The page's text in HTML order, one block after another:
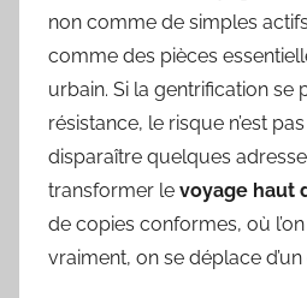
non comme de simples
comme des pièces
urbain. Si la gentrification se
résistance, le risque n’est
disparaître quelques
transformer le voyage haut
de copies conformes, où
vraiment, on se déplace d’un